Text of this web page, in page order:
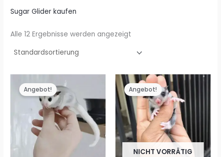
Sugar Glider kaufen
Alle 12 Ergebnisse werden angezeigt
Angebot!
NICHT VORRÄTIG
Angebot!